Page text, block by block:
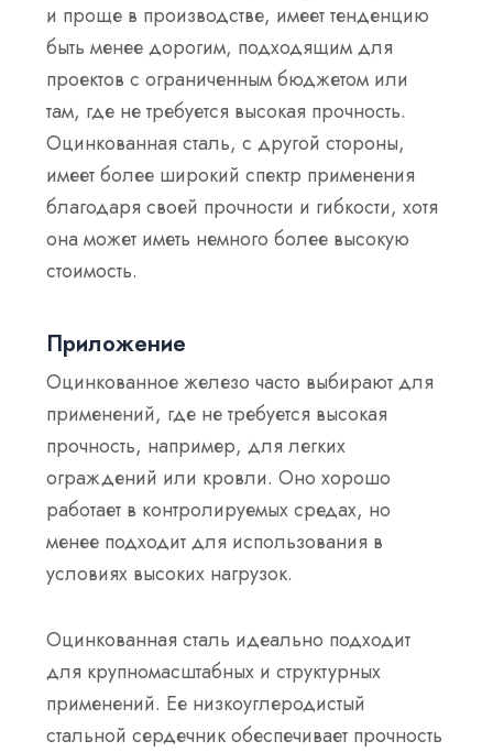
и проще в производстве, имеет тенденцию
быть менее дорогим, подходящим для
проектов с ограниченным бюджетом или
там, где не требуется высокая прочность.
Оцинкованная сталь, с другой стороны,
имеет более широкий спектр применения
благодаря своей прочности и гибкости, хотя
она может иметь немного более высокую
стоимость.
Приложение
Оцинкованное железо часто выбирают для
применений, где не требуется высокая
прочность, например, для легких
ограждений или кровли. Оно хорошо
работает в контролируемых средах, но
менее подходит для использования в
условиях высоких нагрузок.
Оцинкованная сталь идеально подходит
для крупномасштабных и структурных
применений. Ее низкоуглеродистый
стальной сердечник обеспечивает прочность